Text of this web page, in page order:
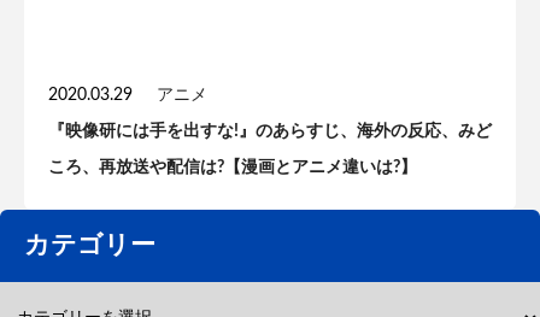
2020.03.29 アニメ
『映像研には手を出すな!』のあらすじ、海外の反応、みど
ころ、再放送や配信は?【漫画とアニメ違いは?】
カテゴリー